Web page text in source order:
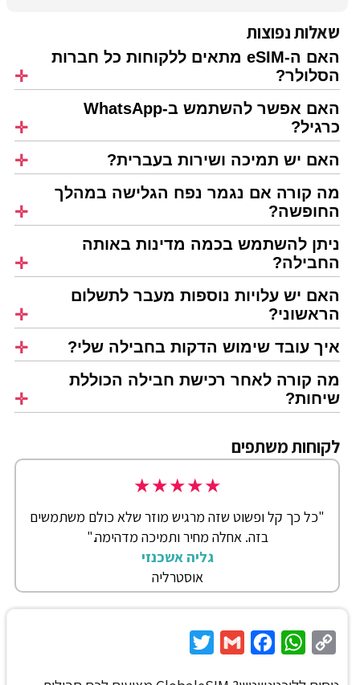
Copy
WhatsApp
Facebook
Gmail
שאלות נפוצות
האם ה-eSIM מתאים ללקוחות כל חברות
הסלולר?
האם אפשר להשתמש ב-WhatsApp
כרגיל?
האם יש תמיכה ושירות בעברית?
מה קורה אם נגמר נפח הגלישה במהלך
החופשה?
ניתן להשתמש בכמה מדינות באותה
החבילה?
האם יש עלויות נוספות מעבר לתשלום
הראשוני?
איך עובד שימוש הדקות בחבילה שלי?
מה קורה לאחר רכישת חבילה הכוללת
שיחות?
לקוחות משתפים
★
★
★
★
★
"כל כך קל ופשוט שזה מרגיש מוזר שלא כולם משתמשים
בזה. אחלה מחיר ותמיכה מדהימה."
גליה אשכנזי
אוסטרליה